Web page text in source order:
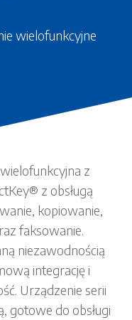
wielofunkcyjne
z
z obsługą
kopiowanie,
faksowanie.
niezawodnością
integrację i
Urządzenie serii
gotowe do obsługi